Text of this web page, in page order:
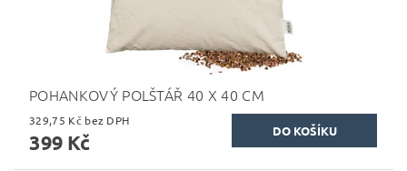
POHANKOVÝ POLŠTÁŘ 40 X 40 CM
329,75 Kč bez DPH
399 Kč